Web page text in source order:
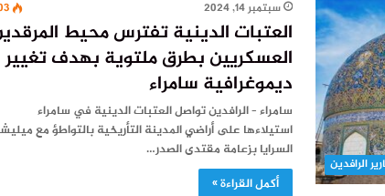
الرافدين
سبتمبر 14, 2024
العتبات الدينية تفترس محيط
العسكريين بطرق ملتوية بهدف تغيير
ديموغرافية سامراء
سامراء – الرافدين تواصل العتبات الدينية في سامراء
استيلاءها على أراضي المدينة التأريخية بالتواطؤ مع
السرايا بزعامة مقتدى الصدر…
أكمل القراءة »